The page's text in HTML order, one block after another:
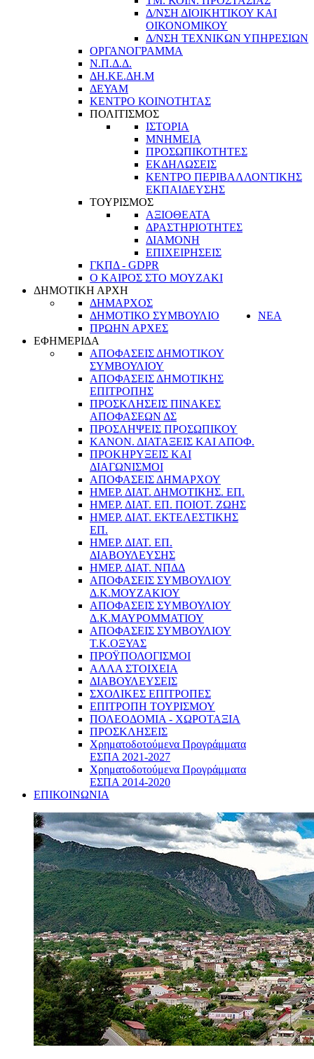
Δ/ΝΣΗ ΔΙΟΙΚΗΤΙΚΟΥ ΚΑΙ
ΟΙΚΟΝΟΜΙΚΟΥ
Δ/ΝΣΗ ΤΕΧΝΙΚΩΝ ΥΠΗΡΕΣΙΩΝ
ΟΡΓΑΝΟΓΡΑΜΜΑ
Ν.Π.Δ.Δ.
ΔΗ.ΚΕ.ΔΗ.Μ
ΔΕΥΑΜ
ΚΕΝΤΡΟ ΚΟΙΝΟΤΗΤΑΣ
ΠΟΛΙΤΙΣΜΟΣ
ΙΣΤΟΡΙΑ
ΜΝΗΜΕΙΑ
ΠΡΟΣΩΠΙΚΟΤΗΤΕΣ
ΕΚΔΗΛΩΣΕΙΣ
ΚΕΝΤΡΟ ΠΕΡΙΒΑΛΛΟΝΤΙΚΗΣ
ΕΚΠΑΙΔΕΥΣΗΣ
ΤΟΥΡΙΣΜΟΣ
ΑΞΙΟΘΕΑΤΑ
ΔΡΑΣΤΗΡΙΟΤΗΤΕΣ
ΔΙΑΜΟΝΗ
ΕΠΙΧΕΙΡΗΣΕΙΣ
ΓΚΠΔ - GDPR
Ο ΚΑΙΡΟΣ ΣΤΟ ΜΟΥΖΑΚΙ
ΔΗΜΟΤΙΚΗ ΑΡΧΗ
ΔΗΜΑΡΧΟΣ
ΔΗΜΟΤΙΚΟ ΣΥΜΒΟΥΛΙΟ
ΠΡΩΗΝ ΑΡΧΕΣ
ΝΕΑ
ΕΦΗΜΕΡΙΔΑ
ΑΠΟΦΑΣΕΙΣ ΔΗΜΟΤΙΚΟΥ
ΣΥΜΒΟΥΛΙΟΥ
ΑΠΟΦΑΣΕΙΣ ΔΗΜΟΤΙΚΗΣ
ΕΠΙΤΡΟΠΗΣ
ΠΡΟΣΚΛΗΣΕΙΣ ΠΙΝΑΚΕΣ
ΑΠΟΦΑΣΕΩΝ ΔΣ
ΠΡΟΣΛΗΨΕΙΣ ΠΡΟΣΩΠΙΚΟΥ
ΚΑΝΟΝ. ΔΙΑΤΑΞΕΙΣ ΚΑΙ ΑΠΟΦ.
ΠΡΟΚΗΡΥΞΕΙΣ ΚΑΙ
ΔΙΑΓΩΝΙΣΜΟΙ
ΑΠΟΦΑΣΕΙΣ ΔΗΜΑΡΧΟΥ
ΗΜΕΡ. ΔΙΑΤ. ΔΗΜΟΤΙΚΗΣ. ΕΠ.
ΗΜΕΡ. ΔΙΑΤ. ΕΠ. ΠΟΙOΤ. ΖΩΗΣ
ΗΜΕΡ. ΔΙΑΤ. ΕΚΤΕΛΕΣΤΙΚΗΣ
ΕΠ.
ΗΜΕΡ. ΔΙΑΤ. ΕΠ.
ΔΙΑΒΟΥΛΕΥΣΗΣ
ΗΜΕΡ. ΔΙΑΤ. ΝΠΔΔ
ΑΠΟΦΑΣΕΙΣ ΣΥΜΒΟΥΛΙΟΥ
Δ.Κ.ΜΟΥΖΑΚΙΟΥ
ΑΠΟΦΑΣΕΙΣ ΣΥΜΒΟΥΛΙΟΥ
Δ.Κ.ΜΑΥΡΟΜΜΑΤΙΟΥ
ΑΠΟΦΑΣΕΙΣ ΣΥΜΒΟΥΛΙΟΥ
Τ.Κ.ΟΞΥΑΣ
ΠΡΟΫΠΟΛΟΓΙΣΜΟΙ
ΑΛΛΑ ΣΤΟΙΧΕΙΑ
ΔΙΑΒΟΥΛΕΥΣΕΙΣ
ΣΧΟΛΙΚΕΣ ΕΠΙΤΡΟΠΕΣ
ΕΠΙΤΡΟΠΗ ΤΟΥΡΙΣΜΟΥ
ΠΟΛΕΟΔΟΜΙΑ - ΧΩΡΟΤΑΞΙΑ
ΠΡΟΣΚΛΗΣΕΙΣ
Χρηματοδοτούμενα Προγράμματα
ΕΣΠΑ 2021-2027
Χρηματοδοτούμενα Προγράμματα
ΕΣΠΑ 2014-2020
ΕΠΙΚΟΙΝΩΝΙΑ